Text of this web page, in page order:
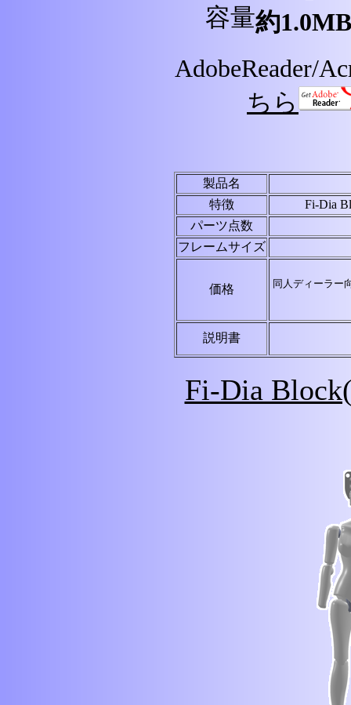
容量約1.0MB
AdobeReader/
ちら
製品名
特徴
Fi-Dia
パーツ点数
フレームサイズ
価格 同人ディーラー
説明書
Fi-Dia